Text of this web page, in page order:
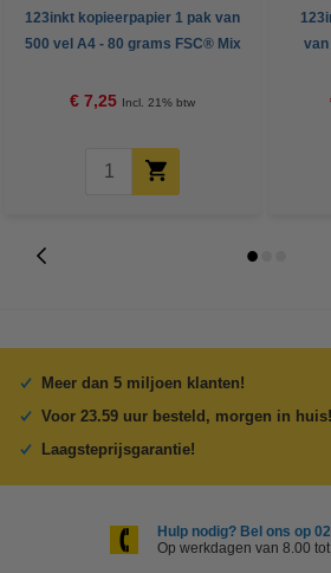
123inkt kopieerpapier 1 pak van
500 vel A4 - 80 grams FSC® Mix
€ 7,25 Incl. 21% btw
van
Meer dan 5 miljoen klanten!
Voor 23.59 uur besteld, morgen in huis!
Laagsteprijsgarantie!
Hulp nodig? Bel ons op
Op werkdagen van 8.00